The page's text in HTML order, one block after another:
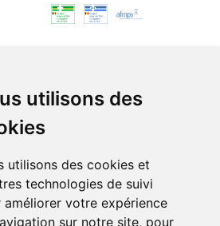
utilisons des
utilisons des cookies et
technologies de suivi
améliorer votre expérience
sur notre site, pour
100% sécurisé
Retrait et livraison